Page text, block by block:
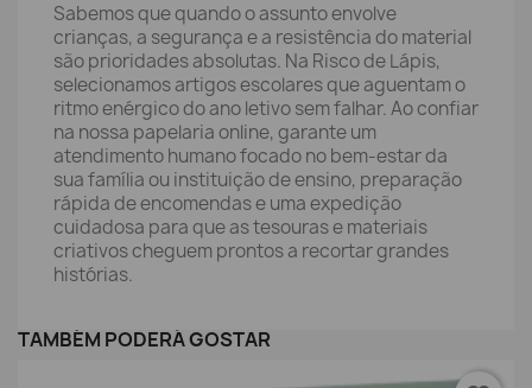
Sabemos que quando o assunto envolve
crianças, a segurança e a resistência do material
são prioridades absolutas. Na Risco de Lápis,
selecionamos artigos escolares que aguentam o
ritmo enérgico do ano letivo sem falhar. Ao confiar
na nossa papelaria online, garante um
atendimento humano focado no bem-estar da
sua família ou instituição de ensino, preparação
rápida de encomendas e uma expedição
cuidadosa para que as tesouras e materiais
criativos cheguem prontos a recortar grandes
histórias.
TAMBÉM PODERÁ GOSTAR